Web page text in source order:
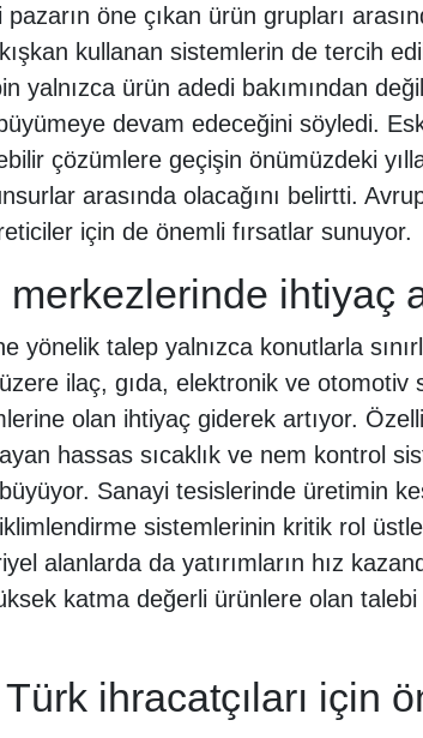
öne çıkan ürün grupları
kullanan sistemlerin de tercih
yalnızca ürün adedi bakımından
devam edeceğini söyledi.
çözümlere geçişin önümüzdeki
arasında olacağını belirtti.
için de önemli fırsatlar sunuyor.
ihtiyaç
yönelik talep yalnızca konutlarla
ilaç, gıda, elektronik ve otomotiv
olan ihtiyaç giderek artıyor.
hassas sıcaklık ve nem kontrol
Sanayi tesislerinde üretimin
sistemlerinin kritik rol
alanlarda da yatırımların hız
katma değerli ürünlere olan talebi
ihracatçıları için